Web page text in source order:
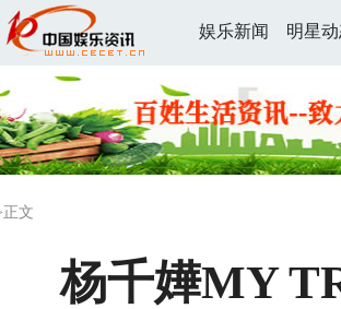
娱乐新闻 明星
文
杨千嬅MY